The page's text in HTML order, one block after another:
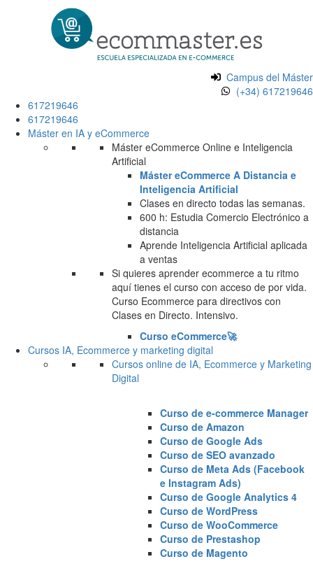
Campus del Máster
(+34) 617219646
617219646
617219646
Máster en IA y eCommerce
Máster eCommerce Online e Inteligencia
Artificial
Máster eCommerce A Distancia e
Inteligencia Artificial
Clases en directo todas las semanas.
600 h: Estudia Comercio Electrónico a
distancia
Aprende Inteligencia Artificial aplicada
a ventas
Si quieres aprender ecommerce a tu ritmo
aquí tienes el curso con acceso de por vida.
Curso Ecommerce para directivos con
Clases en Directo. Intensivo.
Curso eCommerce🚀
Cursos IA, Ecommerce y marketing digital
Cursos online de IA, Ecommerce y Marketing
Digital
Curso de e-commerce Manager
Curso de Amazon
Curso de Google Ads
Curso de SEO avanzado
Curso de Meta Ads (Facebook
e Instagram Ads)
Curso de Google Analytics 4
Curso de WordPress
Curso de WooCommerce
Curso de Prestashop
Curso de Magento